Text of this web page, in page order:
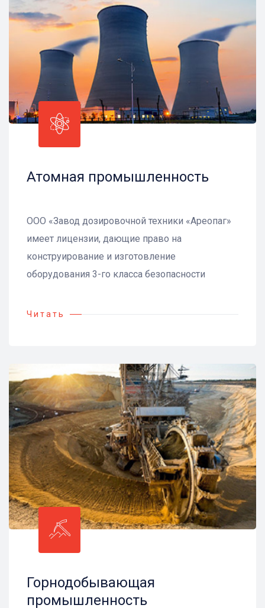
Атомная промышленность
ООО «Завод дозировочной техники «Ареопаг»
имеет лицензии, дающие право на
конструирование и изготовление
оборудования 3-го класса безопасности
Читать
Горнодобывающая
промышленность